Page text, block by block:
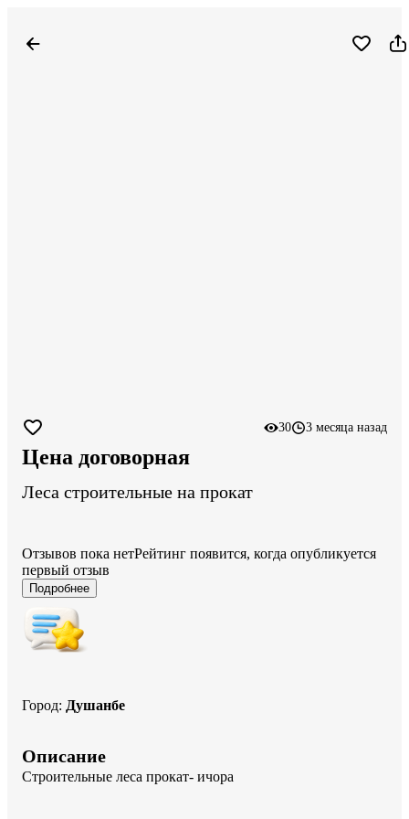
30 3 месяца назад
Цена договорная
Леса строительные на прокат
Отзывов пока нетРейтинг появится, когда опубликуется
первый отзыв
Подробнее
Город: Душанбе
Описание
Строительные леса прокат- ичора